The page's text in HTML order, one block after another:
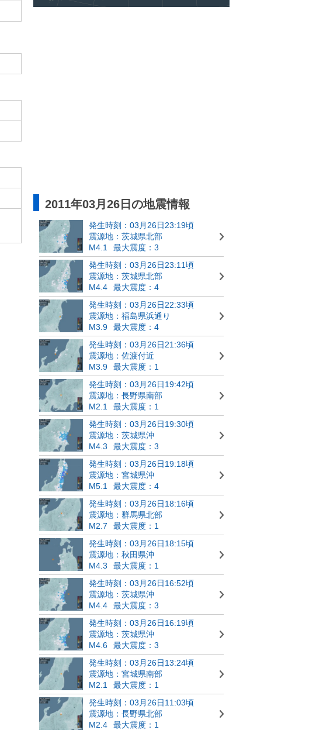
2011年03月26日の地震情報
発生時刻：03月26日23:19頃
震源地：茨城県北部
M4.1
最大震度：3
発生時刻：03月26日23:11頃
震源地：茨城県北部
M4.4
最大震度：4
発生時刻：03月26日22:33頃
震源地：福島県浜通り
M3.9
最大震度：4
発生時刻：03月26日21:36頃
震源地：佐渡付近
M3.9
最大震度：1
発生時刻：03月26日19:42頃
震源地：長野県南部
M2.1
最大震度：1
発生時刻：03月26日19:30頃
震源地：茨城県沖
M4.3
最大震度：3
発生時刻：03月26日19:18頃
震源地：宮城県沖
M5.1
最大震度：4
発生時刻：03月26日18:16頃
震源地：群馬県北部
M2.7
最大震度：1
発生時刻：03月26日18:15頃
震源地：秋田県沖
M4.3
最大震度：1
発生時刻：03月26日16:52頃
震源地：茨城県沖
M4.4
最大震度：3
発生時刻：03月26日16:19頃
震源地：茨城県沖
M4.6
最大震度：3
発生時刻：03月26日13:24頃
震源地：宮城県南部
M2.1
最大震度：1
発生時刻：03月26日11:03頃
震源地：長野県北部
M2.4
最大震度：1